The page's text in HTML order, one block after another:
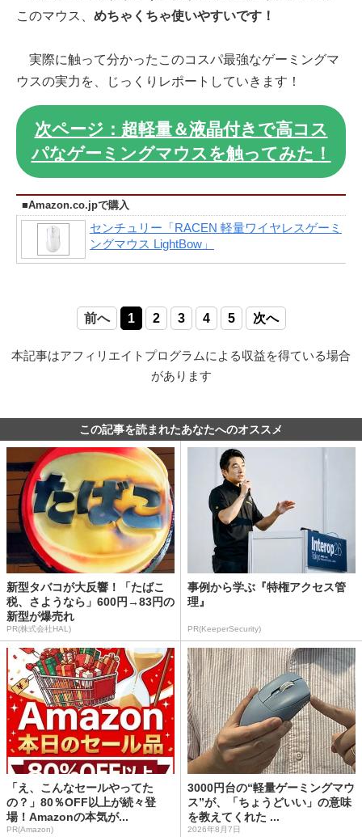
このマウス、 めちゃくちゃ使いやすいです！
実際に触って分かったこのコスパ最強なゲーミングマ
ウスの実力を、じっくりレポートしていきます！
次ページ：超軽量＆液晶付きで高コス
パなゲーミングマウスを触ってみた！
■Amazon.co.jpで購入
センチュリー「RACEN 軽量ワイヤレスゲーミ
ングマウス LightBow」
前へ 1 2 3 4 5 次へ
本記事はアフィリエイトプログラムによる収益を得ている場合
があります
この記事を読まれたあなたへのオススメ
新型タバコが大反響！「たばこ
税、さようなら」600円→83円の
新型が爆売れ
PR(株式会社HAL)
事例から学ぶ『特権アクセス管
理』
PR(KeeperSecurity)
「え、こんなセールやってた
の？」80％OFF以上が続々登
場！Amazonの本気が...
PR(Amazon)
3000円台の“軽量ゲーミングマウ
ス”が、「ちょうどいい」の意味
を教えてくれた ...
2026年8月7日